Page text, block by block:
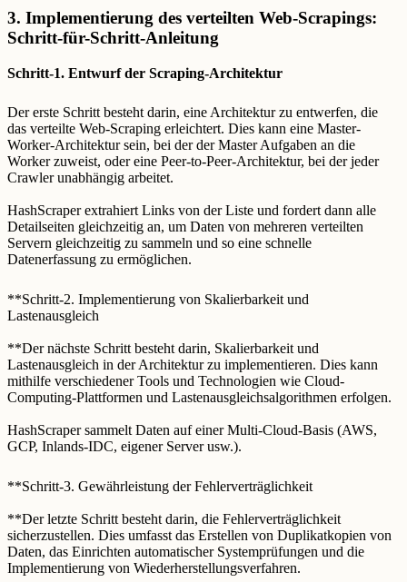
3. Implementierung des verteilten Web-Scrapings:
Schritt-für-Schritt-Anleitung
Schritt-1. Entwurf der Scraping-Architektur
Der erste Schritt besteht darin, eine Architektur zu entwerfen, die
das verteilte Web-Scraping erleichtert. Dies kann eine Master-
Worker-Architektur sein, bei der der Master Aufgaben an die
Worker zuweist, oder eine Peer-to-Peer-Architektur, bei der jeder
Crawler unabhängig arbeitet.
HashScraper extrahiert Links von der Liste und fordert dann alle
Detailseiten gleichzeitig an, um Daten von mehreren verteilten
Servern gleichzeitig zu sammeln und so eine schnelle
Datenerfassung zu ermöglichen.
**Schritt-2. Implementierung von Skalierbarkeit und
Lastenausgleich
**Der nächste Schritt besteht darin, Skalierbarkeit und
Lastenausgleich in der Architektur zu implementieren. Dies kann
mithilfe verschiedener Tools und Technologien wie Cloud-
Computing-Plattformen und Lastenausgleichsalgorithmen erfolgen.
HashScraper sammelt Daten auf einer Multi-Cloud-Basis (AWS,
GCP, Inlands-IDC, eigener Server usw.).
**Schritt-3. Gewährleistung der Fehlerverträglichkeit
**Der letzte Schritt besteht darin, die Fehlerverträglichkeit
sicherzustellen. Dies umfasst das Erstellen von Duplikatkopien von
Daten, das Einrichten automatischer Systemprüfungen und die
Implementierung von Wiederherstellungsverfahren.